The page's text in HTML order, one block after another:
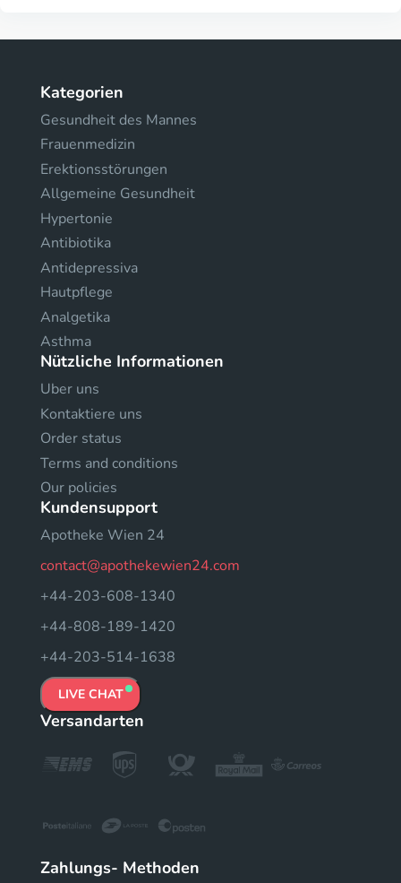
Kategorien
Gesundheit des Mannes
Frauenmedizin
Erektionsstörungen
Allgemeine Gesundheit
Hypertonie
Antibiotika
Antidepressiva
Hautpflege
Analgetika
Asthma
Nützliche Informationen
Uber uns
Kontaktiere uns
Order status
Terms and conditions
Our policies
Kundensupport
Apotheke Wien 24
contact@apothekewien24.com
+44-203-608-1340
+44-808-189-1420
+44-203-514-1638
LIVE CHAT
Versandarten
Zahlungs- Methoden